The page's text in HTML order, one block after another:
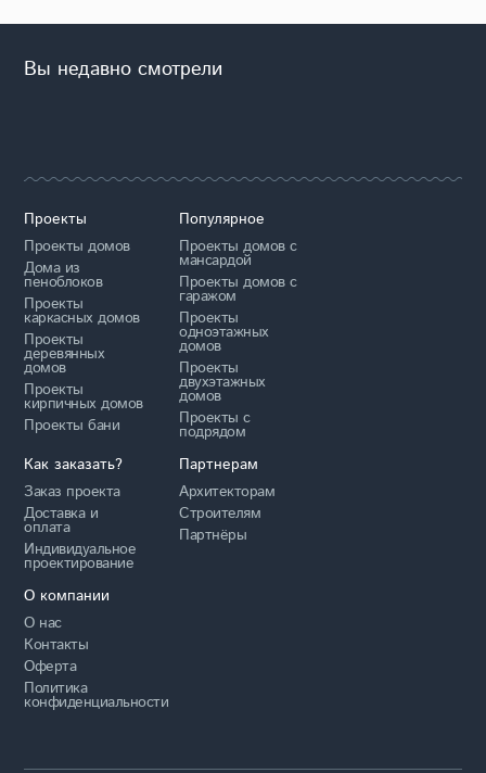
Вы недавно смотрели
Проекты
Проекты домов
Дома из
пеноблоков
Проекты
каркасных домов
Проекты
деревянных
домов
Проекты
кирпичных домов
Проекты бани
Популярное
Проекты домов с
мансардой
Проекты домов с
гаражом
Проекты
одноэтажных
домов
Проекты
двухэтажных
домов
Проекты с
подрядом
Как заказать?
Заказ проекта
Доставка и
оплата
Индивидуальное
проектирование
Партнерам
Архитекторам
Строителям
Партнёры
О компании
О нас
Контакты
Оферта
Политика
конфиденциальности